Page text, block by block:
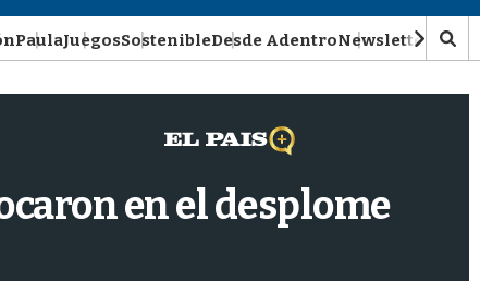
PaulaJuegosSostenibleDesde AdentroNewsletter
M
o
s
en el desplome